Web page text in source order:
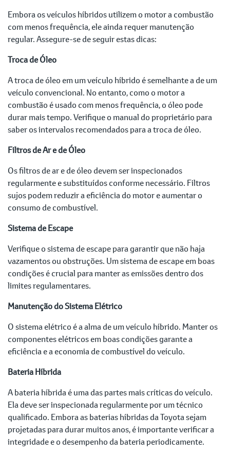
Embora os veículos híbridos utilizem o motor a combustão
com menos frequência, ele ainda requer manutenção
regular. Assegure-se de seguir estas dicas:
Troca de Óleo
A troca de óleo em um veículo híbrido é semelhante a de um
veículo convencional. No entanto, como o motor a
combustão é usado com menos frequência, o óleo pode
durar mais tempo. Verifique o manual do proprietário para
saber os intervalos recomendados para a troca de óleo.
Filtros de Ar e de Óleo
Os filtros de ar e de óleo devem ser inspecionados
regularmente e substituídos conforme necessário. Filtros
sujos podem reduzir a eficiência do motor e aumentar o
consumo de combustível.
Sistema de Escape
Verifique o sistema de escape para garantir que não haja
vazamentos ou obstruções. Um sistema de escape em boas
condições é crucial para manter as emissões dentro dos
limites regulamentares.
Manutenção do Sistema Elétrico
O sistema elétrico é a alma de um veículo híbrido. Manter os
componentes elétricos em boas condições garante a
eficiência e a economia de combustível do veículo.
Bateria Híbrida
A bateria híbrida é uma das partes mais críticas do veículo.
Ela deve ser inspecionada regularmente por um técnico
qualificado. Embora as baterias híbridas da Toyota sejam
projetadas para durar muitos anos, é importante verificar a
integridade e o desempenho da bateria periodicamente.